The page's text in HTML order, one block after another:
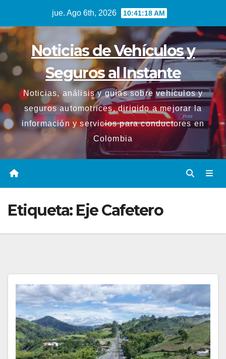
contenido
jue. Ago 6th, 2026 10:41:19 AM
Noticias de Vehículos y
Seguros al Instante
Noticias, análisis y guías sobre vehículos y
seguros automotrices, dirigido a mejorar la
información y servicios para conductores en
Colombia
Etiqueta: Eje Cafetero